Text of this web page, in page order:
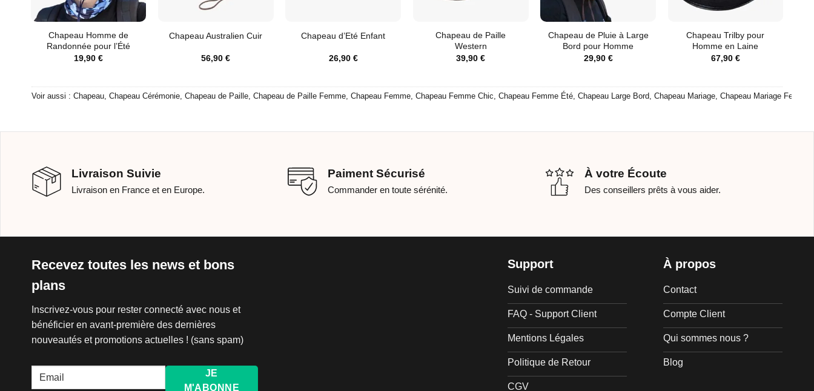
Chapeau Homme de
Randonnée pour l’Été
19,90 €
Chapeau Australien Cuir
56,90€
Chapeau d’Eté Enfant
26,90 €
Chapeau de Paille
Western
39,90€
Chapeau de Pluie à Large
Bord pour Homme
29,90 €
Chapeau Trilby pour
Homme en Laine
67,90 €
Voir aussi : Chapeau, Chapeau Cérémonie, Chapeau de Paille, Chapeau de Paille Femme, Chapeau Femme, Chapeau Femme Chic, Chapeau Femme Été, Chapeau Large Bord, Chapeau Mariage, Chapeau Mariage Femme
Livraison Suivie
Livraison en France et en Europe.
Paiment Sécurisé
Commander en toute sérénité.
À votre Écoute
Des conseillers prêts à vous aider.
Recevez toutes les news et bons
plans
Inscrivez-vous pour rester connecté avec nous et
bénéficier en avant-première des dernières
nouveautés et promotions actuelles ! (sans spam)
JE
M'ABONNE
Support
Suivi de commande
FAQ - Support Client
Mentions Légales
Politique de Retour
CGV
À propos
Contact
Compte Client
Qui sommes nous ?
Blog